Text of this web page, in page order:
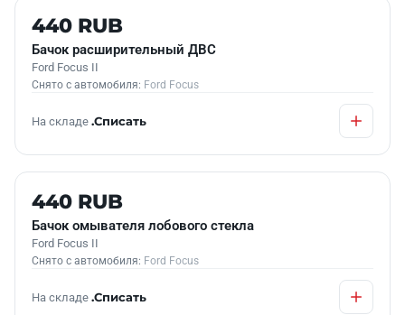
Б/У В НАЛИЧИИ
440 RUB
Бачок расширительный ДВС
Ford Focus II
Снято с автомобиля: Ford Focus
На складе .Списать
Б/У В НАЛИЧИИ
440 RUB
Бачок омывателя лобового стекла
Ford Focus II
Снято с автомобиля: Ford Focus
На складе .Списать